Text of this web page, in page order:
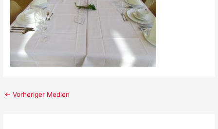
Post
← Vorheriger Medien